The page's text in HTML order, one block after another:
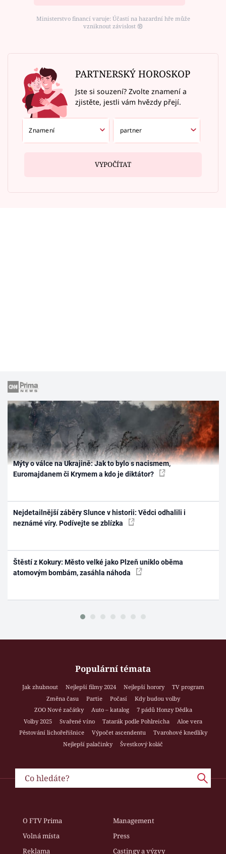
Ministerstvo financí varuje: Účastí na hazardní hře může
vzniknout závislost ⑱
PARTNERSKÝ HOROSKOP
Jste si souzení? Zvolte znamení a
zjistěte, jestli vám hvězdy přejí.
VYPOČÍTAT
Mýty o válce na Ukrajině: Jak to bylo s nacismem,
Euromajdanem či Krymem a kdo je diktátor?
Nejdetailnější záběry Slunce v historii: Vědci odhalili i
neznámé víry. Podívejte se zblízka
Štěstí z Kokury: Město velké jako Plzeň uniklo oběma
atomovým bombám, zasáhla náhoda
Populární témata
Jak zhubnout Nejlepší filmy 2024 Nejlepší horory
TV program
Změna času
Partie Počasí
Kdy budou volby
ZOO Nové začátky
Auto – katalog
7 pádů Honzy Dědka
Volby 2025
Svařené víno Tatarák podle Pohlreicha
Aloe vera
Pěstování lichořeřišnice
Výpočet ascendentu
Tvarohové knedlíky
Nejlepší palačinky
Švestkový koláč
O FTV Prima
Management
Volná místa
Press
Reklama
Castingy a výzvy